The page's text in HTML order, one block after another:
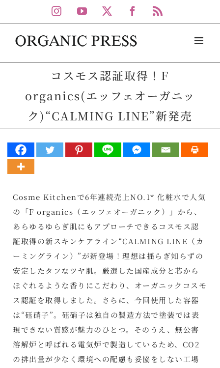
to
content
Instagram
YouTube Facebook
コスモス認証取得！F
organics(エッフェオーガニッ
ク)“CALMING LINE”新発売
Cosme Kitchenで6年連続売上NO.1* 化粧水で人気
の「F organics（エッフェオーガニック）」から、
あらゆるゆらぎ肌にもアプローチできるコスモス認
証取得の新スキンケアライン“CALMING LINE（カ
ーミングライン）”が新登場！理想は揺らぎ知らずの
安定したタフなツヤ肌。厳選した国産成分と芯から
ほぐれるような香りにこだわり、オーガニックコスモ
ス認証を取得しました。さらに、今回使用した容器
は“砡硝子”。砡硝子は独自の製造方法で塗装では表
現できない質感が魅力のひとつ。そのうえ、無公害
溶解炉と呼ばれる電気炉で製造しているため、CO2
の排出量が少なく環境への配慮も妥協をしない工場